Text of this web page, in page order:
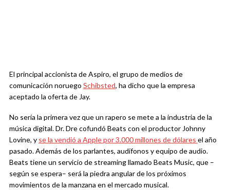
El principal accionista de Aspiro, el grupo de medios de
comunicación noruego Schibsted, ha dicho que la empresa
aceptado la oferta de Jay.
No sería la primera vez que un rapero se mete a la industria de la
música digital. Dr. Dre cofundó Beats con el productor Johnny
Lovine, y se la vendió a Apple por 3.000 millones de dólares el año
pasado. Además de los parlantes, audífonos y equipo de audio.
Beats tiene un servicio de streaming llamado Beats Music, que –
según se espera– será la piedra angular de los próximos
movimientos de la manzana en el mercado musical.